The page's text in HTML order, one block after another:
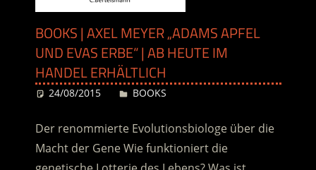
BOOKS | AXEL MEYER „ADAMS APFEL
UND EVAS ERBE“ | AB HEUTE IM
HANDEL ERHÄLTLICH
24/08/2015 Desiree
BOOKS
Der renommierte Evolutionsbiologe über die
Macht der Gene Wie funktioniert die